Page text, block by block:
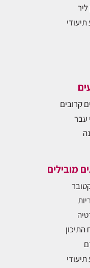
תיעודי
קרובים
עבר
מובילים
תיעודי